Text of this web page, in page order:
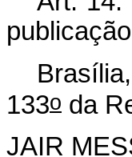
publicação
133o da
JAIR